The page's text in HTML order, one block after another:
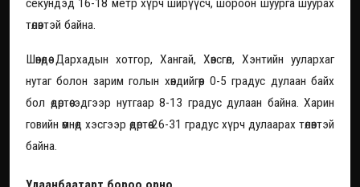
секундэд 16-18 метр хүрч ширүүсч, шороон шуурга шуурах
төлөвтэй байна.
Шөнөдөө Дархадын хотгор, Хангай, Хөвсгөл, Хэнтийн уулархаг
нутаг болон зарим голын хөндийгөөр 0-5 градус дулаан байх
бол өдөртөө эдгээр нутгаар 8-13 градус дулаан байна. Харин
говийн өмнөд хэсгээр өдөртөө 26-31 градус хүрч дулаарах төлөвтэй
байна.